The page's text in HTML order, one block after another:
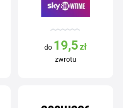
do 19,5zł
zwrotu